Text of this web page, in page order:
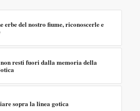
erbe del nostro fiume, riconoscerle e
resti fuori dalla memoria della
sopra la linea gotica